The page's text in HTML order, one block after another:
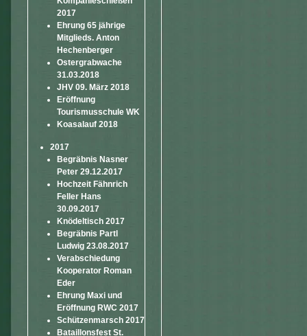
2017
Ehrung 65 jährige
Mitglieds. Anton
Hechenberger
Ostergrabwache
31.03.2018
JHV 09. März 2018
Eröffnung
Tourismusschule WK
Koasalauf 2018
2017
Begräbnis Nasner
Peter 29.12.2017
Hochzeit Fähnrich
Feller Hans
30.09.2017
Knödeltisch 2017
Begräbnis Partl
Ludwig 23.08.2017
Verabschiedung
Kooperator Roman
Eder
Ehrung Maxi und
Eröffnung RWC 2017
Schützenmarsch 2017
Bataillonsfest St.